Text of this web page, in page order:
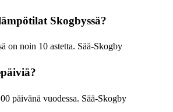
Skogbyssä?
on noin 10 astetta. Sää-Skogby
päivänä vuodessa. Sää-Skogby